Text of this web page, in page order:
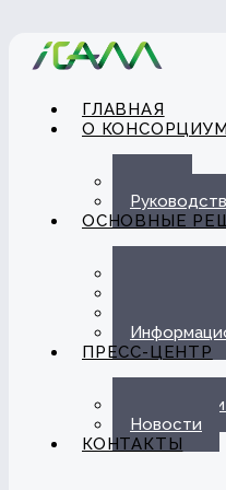
ГЛАВНАЯ
О
ОСНОВНЫЕ
Цифровые
ПРЕСС-ЦЕНТР
Новости
КОНТАКТЫ